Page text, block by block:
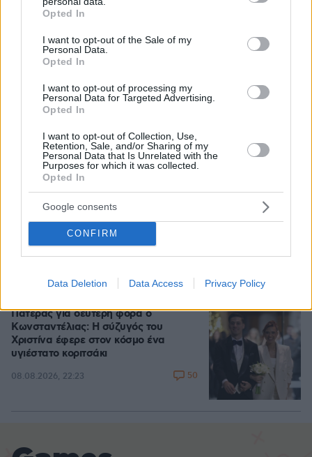
grant or deny consent to Google and its third-party tags to
use your data for below specified purposes in below Google
consent section.
Opted In
I want to opt-out of the Sale of my
Personal Data.
Opted In
I want to opt-out of processing my
Personal Data for Targeted Advertising.
Opted In
I want to opt-out of Collection, Use,
Retention, Sale, and/or Sharing of my
Personal Data that Is Unrelated with the
Purposes for which it was collected.
Opted In
Google consents
CONFIRM
Data Deletion Data Access Privacy Policy
από μέλη του κόμματος
μετά, το Έβερεστ μπορεί να δώσει
πίσω έναν από τους νεκρούς του
Τραγωδία στην Πάρο: Πνίγηκε
4χρονος σε πισίνα beach bar, βούτηξε
ο μπάρμαν για να τον σώσει
08.08.2026, 19:36
Πατέρας για δεύτερη φορά ο
Κωνσταντέλιας: Η σύζυγός του
Χριστίνα έφερε στον κόσμο ένα
υγιέστατο κοριτσάκι
08.08.2026, 22:23 50